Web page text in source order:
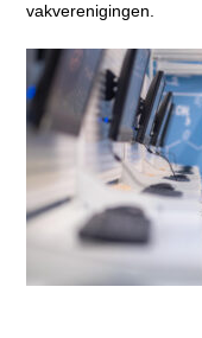
vakverenigingen.